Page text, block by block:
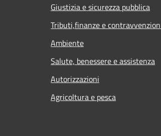
Giustizia e sicurezza pubblica
Tributi,finanze e
Ambiente
Salute, benessere e assistenza
Autorizzazioni
Agricoltura e pesca